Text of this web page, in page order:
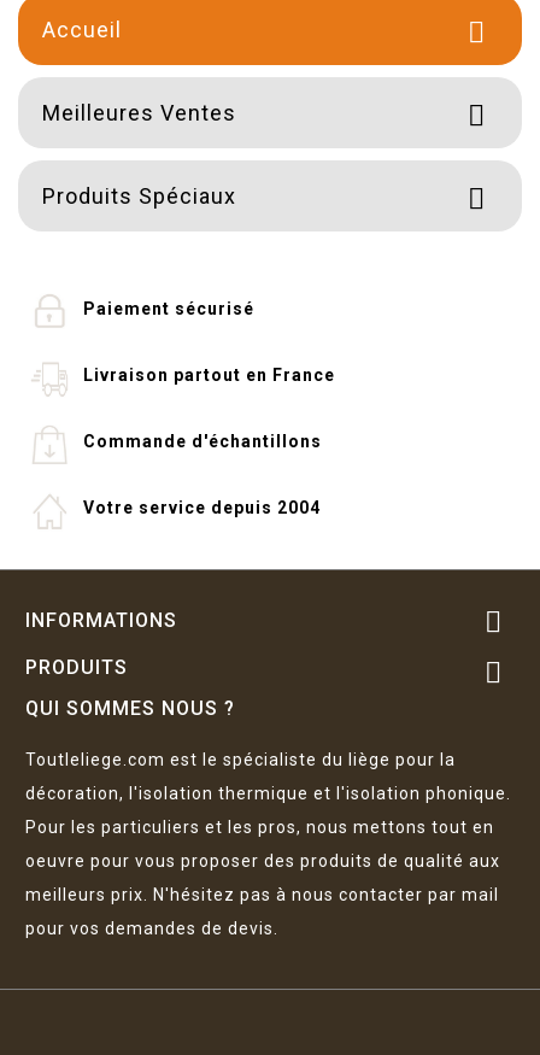
Accueil 
Meilleures Ventes 
Produits Spéciaux 
Paiement sécurisé
Livraison partout en France
Commande d'échantillons
Votre service depuis 2004
INFORMATIONS 
PRODUITS 
QUI SOMMES NOUS ?
Toutleliege.com est le spécialiste du liège pour la
décoration, l'isolation thermique et l'isolation phonique.
Pour les particuliers et les pros, nous mettons tout en
oeuvre pour vous proposer des produits de qualité aux
meilleurs prix. N'hésitez pas à nous contacter par mail
pour vos demandes de devis.